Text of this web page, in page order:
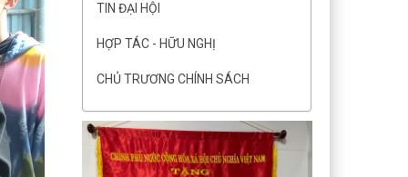
TIN ĐẠI HỘI
HỢP TÁC - HỮU NGHỊ
CHỦ TRƯƠNG CHÍNH SÁCH